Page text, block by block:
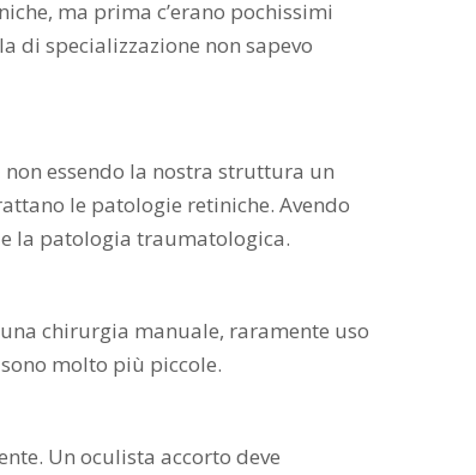
ma prima c’erano pochissimi
di specializzazione non sapevo
essendo la nostra struttura un
le patologie retiniche. Avendo
la patologia traumatologica.
chirurgia manuale, raramente uso
molto più piccole.
Un oculista accorto deve